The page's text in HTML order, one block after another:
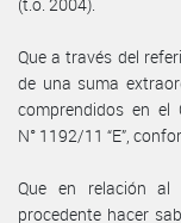
Que a través del
de una suma
comprendidos en el
N° 1192/11 “E”,
Que en relación al
procedente hacer